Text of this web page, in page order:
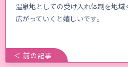
温泉地としての受け入れ体制を地域
広がっていくと嬉しいです。
＜ 前の記事